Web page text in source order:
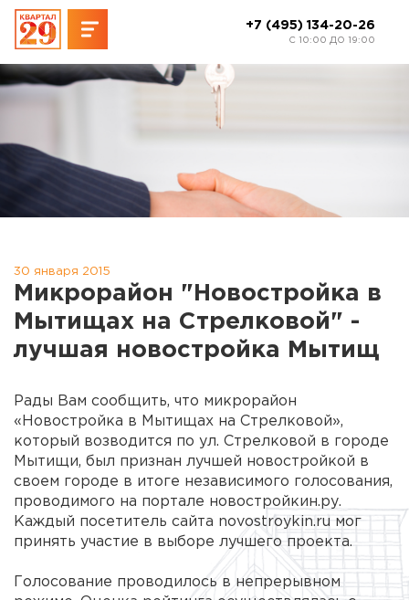
+7 (495) 134-20-26
C 10:00 ДО 19:00
30 января 2015
Микрорайон "Новостройка в
Мытищах на Стрелковой" -
лучшая новостройка Мытищ
Рады Вам сообщить, что микрорайон
«Новостройка в Мытищах на Стрелковой»,
который возводится по ул. Стрелковой в городе
Мытищи, был признан лучшей новостройкой в
своем городе в итоге независимого голосования,
проводимого на портале новостройкин.ру.
Каждый посетитель сайта novostroykin.ru мог
принять участие в выборе лучшего проекта.
Голосование проводилось в непрерывном